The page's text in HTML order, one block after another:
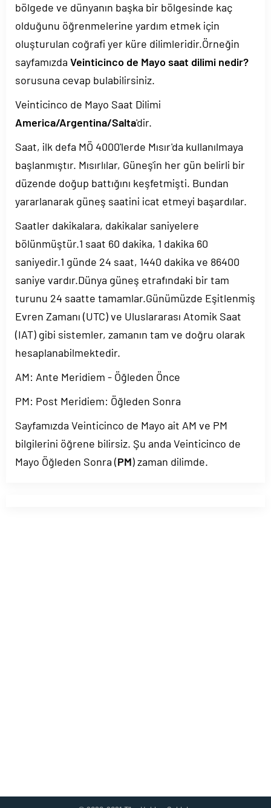
bölgede ve dünyanın başka bir bölgesinde kaç
olduğunu öğrenmelerine yardım etmek için
oluşturulan coğrafi yer küre dilimleridir.Örneğin
sayfamızda Veinticinco de Mayo saat dilimi nedir?
sorusuna cevap bulabilirsiniz.
Veinticinco de Mayo Saat Dilimi
America/Argentina/Salta'dir.
Saat, ilk defa MÖ 4000'lerde Mısır'da kullanılmaya
başlanmıştır. Mısırlılar, Güneş'in her gün belirli bir
düzende doğup battığını keşfetmişti. Bundan
yararlanarak güneş saatini icat etmeyi başardılar.
Saatler dakikalara, dakikalar saniyelere
bölünmüştür.1 saat 60 dakika, 1 dakika 60
saniyedir.1 günde 24 saat, 1440 dakika ve 86400
saniye vardır.Dünya güneş etrafındaki bir tam
turunu 24 saatte tamamlar.Günümüzde Eşitlenmiş
Evren Zamanı (UTC) ve Uluslararası Atomik Saat
(IAT) gibi sistemler, zamanın tam ve doğru olarak
hesaplanabilmektedir.
AM: Ante Meridiem - Öğleden Önce
PM: Post Meridiem: Öğleden Sonra
Sayfamızda Veinticinco de Mayo ait AM ve PM
bilgilerini öğrene bilirsiz. Şu anda Veinticinco de
Mayo Öğleden Sonra (PM) zaman dilimde.